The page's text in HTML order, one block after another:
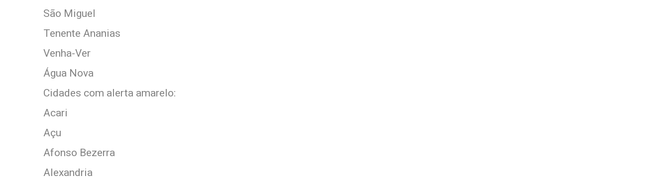
São Miguel
Tenente Ananias
Venha-Ver
Água Nova
Cidades com alerta amarelo:
Acari
Açu
Afonso Bezerra
Alexandria